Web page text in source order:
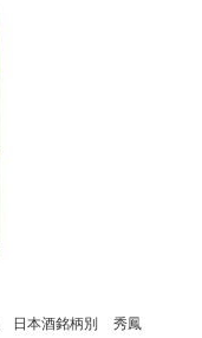
日本酒銘柄別 秀鳳